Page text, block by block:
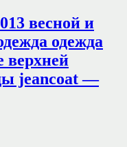
весной и
одежда
верхней
jeancoat —